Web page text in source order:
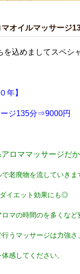
オイルマッサージ
込めましてスペシ
年】
ジ135分⇒9000円
ロママッサージだ
老廃物を流していきま
イエット効果にも◎
マの時間のを多くなど
うマッサージは力強
感してください。